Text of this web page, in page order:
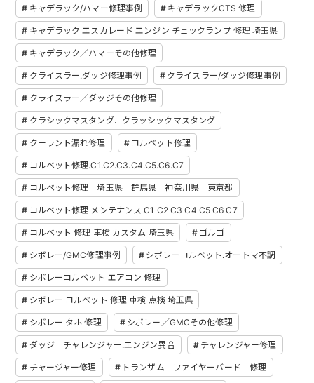
キャデラック/ハマー修理事例 キャデラックCTS 修理
キャデラック エスカレード エンジン チェックランプ 修理 埼玉県
キャデラック／ハマーその他修理
クライスラー.ダッジ修理事例 クライスラー/ダッジ修理事例
クライスラー／ダッジその他修理
クラシックマスタング．クラッシックマスタング
クーラント漏れ修理 コルベット修理
コルベット修理.C1.C2.C3.C4.C5.C6.C7
コルベット修理 埼玉県 群馬県 神奈川県 東京都
コルベット修理 メンテナンス C1 C2 C3 C4 C5 C6 C7
コルベット 修理 車検 カスタム 埼玉県 ゴルゴ
シボレー/GMC修理事例 シボレーコルベット.オートマ不調
シボレーコルベット エアコン 修理
シボレー コルベット 修理 車検 点検 埼玉県
シボレー タホ 修理 シボレー／GMCその他修理
ダッジ チャレンジャー.エンジン異音 チャレンジャー修理
チャージャー修理 トランザム ファイヤーバード 修理